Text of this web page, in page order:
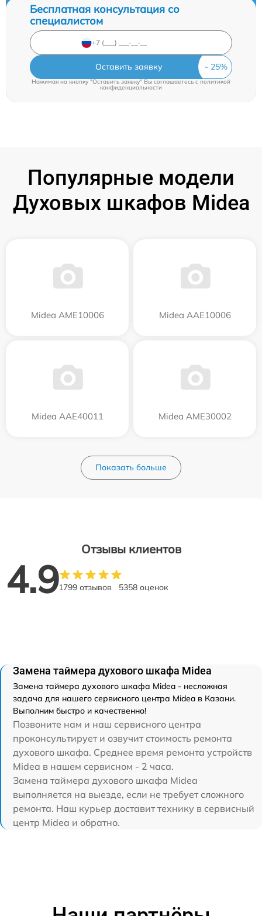
Бесплатная консультация со
специалистом
Оставить заявку
Нажимая на кнопку "Оставить заявку" Вы соглашаетесь cполитикой
конфиденциальности
Популярные модели
Духовых шкафов Midea
Midea AME10006 Midea AAE10006
Midea AAE40011 Midea AME30002
Показать больше
Отзывы клиентов
4.91799 отзывов 5358 оценок
Замена таймера духового шкафа Midea
Замена таймера духового шкафа Midea - несложная
задача для нашего сервисного центра Midea в Казани.
Выполним быстро и качественно!
Позвоните нам и наш сервисного центра
проконсультирует и озвучит стоимость ремонта
духового шкафа. Среднее время ремонта устройств
Midea в нашем сервисном - 2 часа.
Замена таймера духового шкафа Midea
выполняется на выезде, если не требует сложного
ремонта. Наш курьер доставит технику в сервисный
центр Midea и обратно.